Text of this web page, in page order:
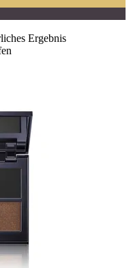
Ergebnis